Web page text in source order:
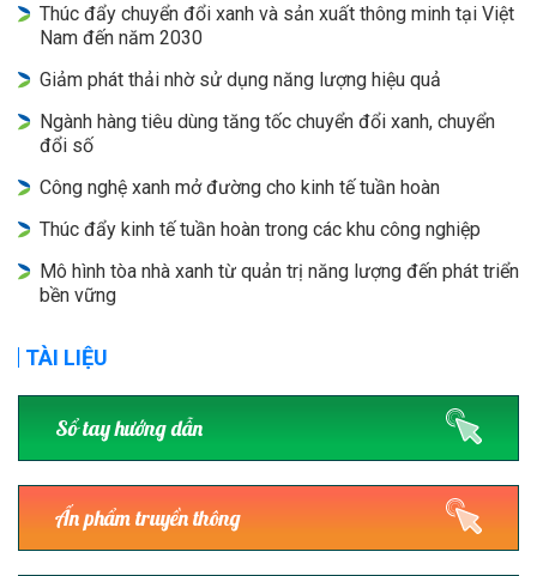
Thúc đẩy chuyển đổi xanh và sản xuất thông minh tại Việt
Nam đến năm 2030
Giảm phát thải nhờ sử dụng năng lượng hiệu quả
Ngành hàng tiêu dùng tăng tốc chuyển đổi xanh, chuyển
đổi số
Công nghệ xanh mở đường cho kinh tế tuần hoàn
Thúc đẩy kinh tế tuần hoàn trong các khu công nghiệp
Mô hình tòa nhà xanh từ quản trị năng lượng đến phát triển
bền vững
TÀI LIỆU
Sổ tay hướng dẫn
Ấn phẩm truyền thông